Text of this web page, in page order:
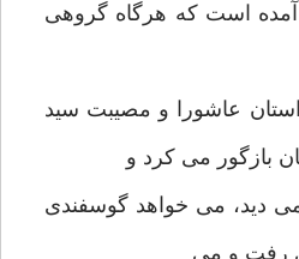
آمده است که هرگاه گروهی
عاشورا و مصیبت سید
بازگور می کرد و
دید، می خواهد گوسفندی
رفت و می